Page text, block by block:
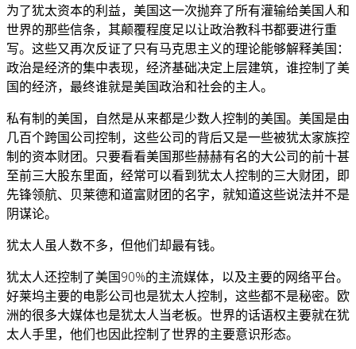
为了犹太资本的利益，美国这一次抛弃了所有灌输给美国人和
世界的那些信条，其颠覆程度足以让政治教科书都要进行重
写。这些又再次反证了只有马克思主义的理论能够解释美国：
政治是经济的集中表现，经济基础决定上层建筑，谁控制了美
国的经济，最终谁就是美国政治和社会的主人。
私有制的美国，自然是从来都是少数人控制的美国。美国是由
几百个跨国公司控制，这些公司的背后又是一些被犹太家族控
制的资本财团。只要看看美国那些赫赫有名的大公司的前十甚
至前三大股东里面，经常可以看到犹太人控制的三大财团，即
先锋领航、贝莱德和道富财团的名字，就知道这些说法并不是
阴谋论。
犹太人虽人数不多，但他们却最有钱。
犹太人还控制了美国90%的主流媒体，以及主要的网络平台。
好莱坞主要的电影公司也是犹太人控制，这些都不是秘密。欧
洲的很多大媒体也是犹太人当老板。世界的话语权主要就在犹
太人手里，他们也因此控制了世界的主要意识形态。